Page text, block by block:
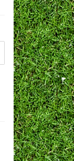
Большое
уже не
Жанна
06.10.2024